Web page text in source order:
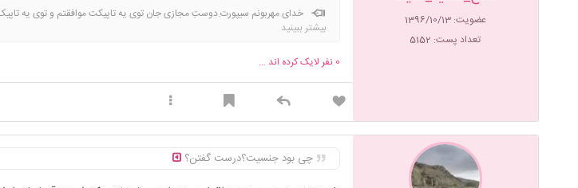
عضویت: 1396/10/13
تعداد پست: 5152
خدای مهربونم سیپورت.دوستِ مجازی جان توی یه تاپیکت موافقتم و توی یه
بیشتر ببینید
0 نفر لایک کرده اند ...
چی بود جنسیت؟درست گفتن؟